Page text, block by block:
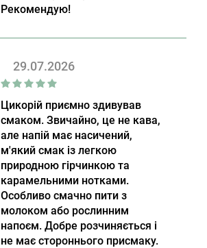
Рекомендую!
29.07.2026
Цикорій приємно здивував
смаком. Звичайно, це не кава,
але напій має насичений,
м'який смак із легкою
природною гірчинкою та
карамельними нотками.
Особливо смачно пити з
молоком або рослинним
напоєм. Добре розчиняється і
не має стороннього присмаку.